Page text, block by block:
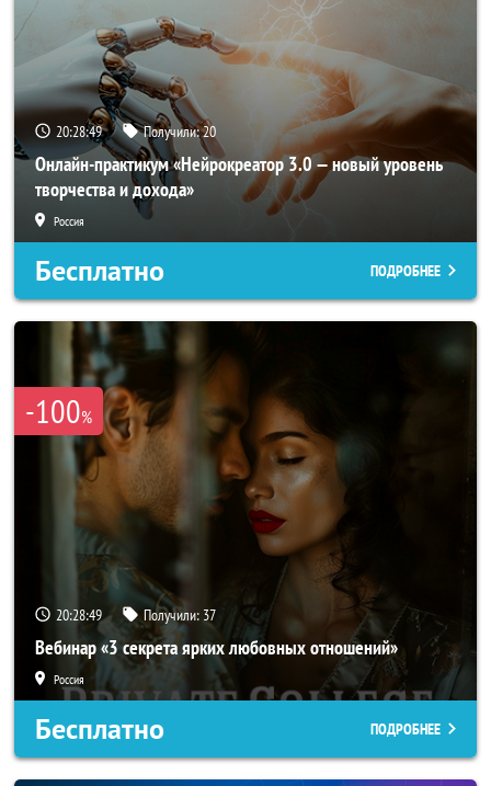
20:28:47 Получили:20
Онлайн-практикум «Нейрокреатор 3.0 — новый уровень
творчества и дохода»
Россия
Бесплатно ПОДРОБНЕЕ
-100%
20:28:47 Получили: 37
Вебинар «3 секрета ярких любовных отношений»
Россия
Бесплатно ПОДРОБНЕЕ